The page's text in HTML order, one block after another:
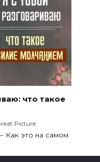
что такое
Picture
это на самом